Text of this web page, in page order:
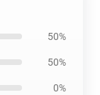
50%
50%
0%